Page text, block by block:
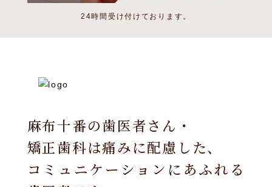
24時間受け付けております。
麻布十番の歯医者さん・
矯正歯科は痛みに配慮した、
コミュニケーションにあふれる